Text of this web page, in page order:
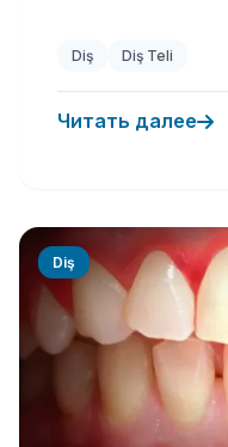
Diş Diş Teli
Читать далее
Diş